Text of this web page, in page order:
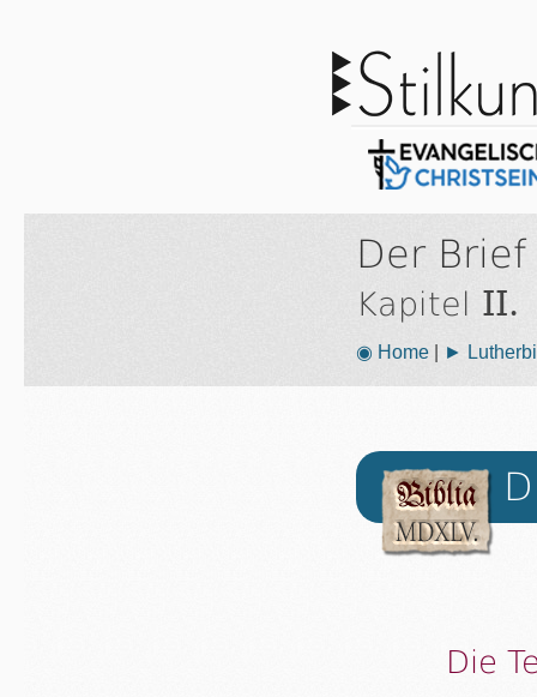
Der
Kapitel II.
◉ Home| ►
Die